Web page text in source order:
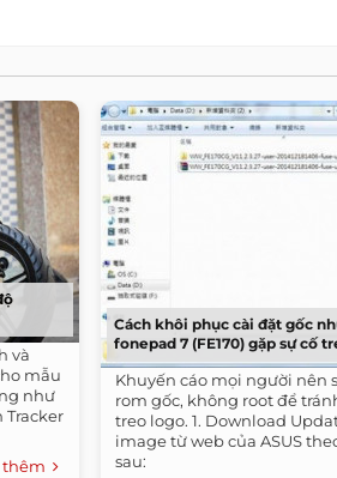
và
mẫu
như
Tracker
thêm
Cách khôi phục cài đặt gốc
fonepad 7 (FE170) gặp sự cố
Khuyến cáo mọi người nên
rom gốc, không root để
treo logo. 1. Download
image từ web của ASUS
sau: